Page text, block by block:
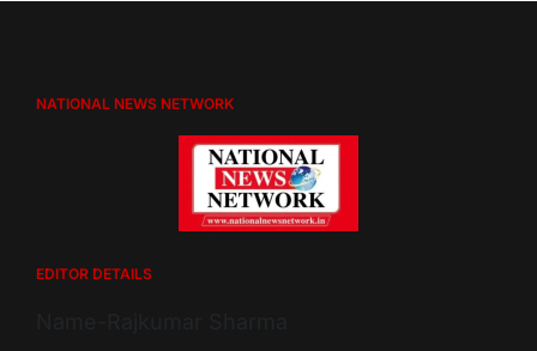
NATIONAL NEWS NETWORK
EDITOR DETAILS